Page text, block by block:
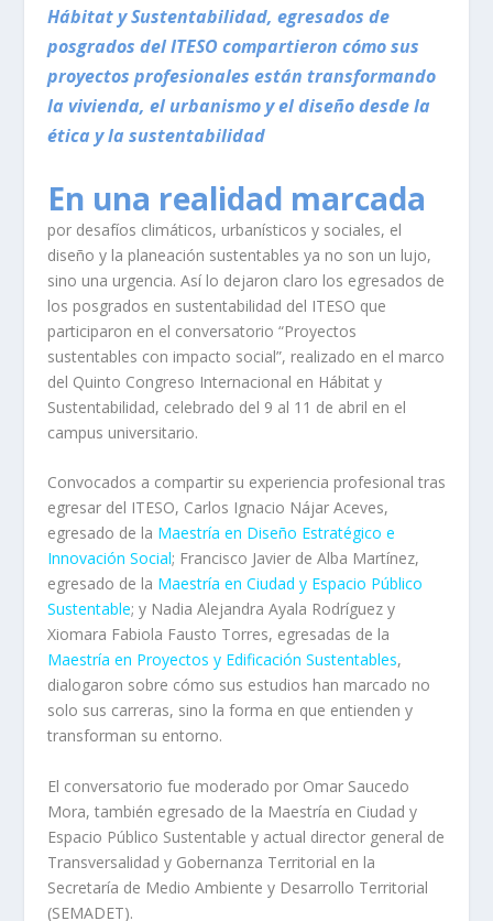
Hábitat y Sustentabilidad, egresados de
posgrados del ITESO compartieron cómo sus
proyectos profesionales están transformando
la vivienda, el urbanismo y el diseño desde la
ética y la sustentabilidad
En una realidad marcada
por desafíos climáticos, urbanísticos y sociales, el
diseño y la planeación sustentables ya no son un lujo,
sino una urgencia. Así lo dejaron claro los egresados de
los posgrados en sustentabilidad del ITESO que
participaron en el conversatorio “Proyectos
sustentables con impacto social”, realizado en el marco
del Quinto Congreso Internacional en Hábitat y
Sustentabilidad, celebrado del 9 al 11 de abril en el
campus universitario.
Convocados a compartir su experiencia profesional tras
egresar del ITESO, Carlos Ignacio Nájar Aceves,
egresado de la Maestría en Diseño Estratégico e
Innovación Social; Francisco Javier de Alba Martínez,
egresado de la Maestría en Ciudad y Espacio Público
Sustentable; y Nadia Alejandra Ayala Rodríguez y
Xiomara Fabiola Fausto Torres, egresadas de la
Maestría en Proyectos y Edificación Sustentables,
dialogaron sobre cómo sus estudios han marcado no
solo sus carreras, sino la forma en que entienden y
transforman su entorno.
El conversatorio fue moderado por Omar Saucedo
Mora, también egresado de la Maestría en Ciudad y
Espacio Público Sustentable y actual director general de
Transversalidad y Gobernanza Territorial en la
Secretaría de Medio Ambiente y Desarrollo Territorial
(SEMADET).